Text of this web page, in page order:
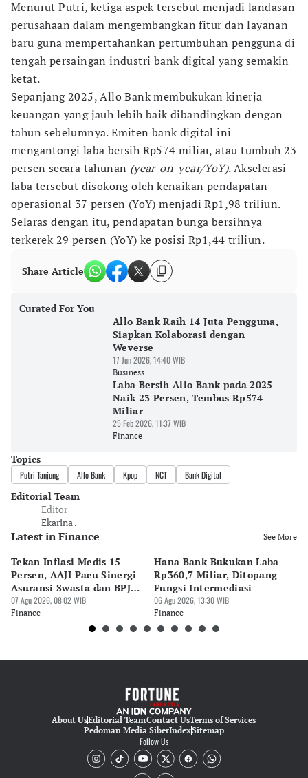
Menurut Putri, ketiga aspek tersebut menjadi landasan
perusahaan dalam mengembangkan fitur dan layanan
baru guna mempertahankan pertumbuhan pengguna di
tengah persaingan industri bank digital yang semakin
ketat.
Sepanjang 2025, Allo Bank membukukan kinerja
keuangan yang jauh lebih baik dibandingkan dengan
tahun sebelumnya. Emiten bank digital ini
mengantongi laba bersih Rp574 miliar, atau tumbuh 23
persen secara tahunan (year-on-year/YoY). Akselerasi
laba tersebut disokong oleh kenaikan pendapatan
operasional 37 persen (YoY) menjadi Rp1,98 triliun.
Selaras dengan itu, pendapatan bunga bersihnya
terkerek 29 persen (YoY) ke posisi Rp1,44 triliun.
Share Article
Curated For You
Allo Bank Raih 14 Juta Pengguna,
Siapkan Kolaborasi dengan
Weverse
17 Jun 2026, 14:40 WIB
Business
Laba Bersih Allo Bank pada 2025
Naik 23 Persen, Tembus Rp574
Miliar
25 Feb 2026, 11:37 WIB
Finance
Topics
Putri Tanjung Allo Bank Kpop NCT Bank Digital
Editorial Team
Editor
Ekarina .
Latest in Finance See More
Tekan Inflasi Medis 15
Persen, AAJI Pacu Sinergi
Asuransi Swasta dan BPJS
Kesehatan
07 Agu 2026, 08:02 WIB
Finance
Hana Bank Bukukan Laba
Rp360,7 Miliar, Ditopang
Fungsi Intermediasi
06 Agu 2026, 13:30 WIB
Finance
About UsEditorial TeamContact UsTerms of Services
Pedoman Media SiberIndexSitemap
Follow Us